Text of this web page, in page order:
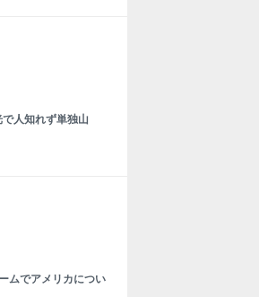
人知れず単独山
ムでアメリカについ